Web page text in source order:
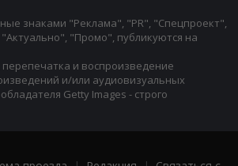
знаками "Реклама", "PR", "Спецпроект",
"Промо", публикуются на
и воспроизведение
и/или аудиовизуальных
Getty Images - строго